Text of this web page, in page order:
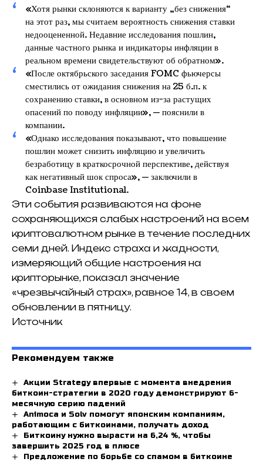
«Хотя рынки склоняются к варианту „без снижения“
на этот раз, мы считаем вероятность снижения ставки
недооцененной. Недавние исследования пошлин,
данные частного рынка и индикаторы инфляции в
реальном времени свидетельствуют об обратном».
«После октябрьского заседания FOMC фьючерсы
сместились от ожидания снижения на 25 б.п. к
сохранению ставки, в основном из-за растущих
опасений по поводу инфляции», — пояснили в
компании.
«Однако исследования показывают, что повышение
пошлин может снизить инфляцию и увеличить
безработицу в краткосрочной перспективе, действуя
как негативный шок спроса», — заключили в
Coinbase Institutional.
Эти события развиваются на фоне
сохраняющихся слабых настроений на всем
криптовалютном рынке в течение последних
семи дней. Индекс страха и жадности,
измеряющий общие настроения на
крипторынке, показал значение
«чрезвычайный страх», равное 14, в своем
обновлении в пятницу.
Источник
Рекомендуем также
Акции Strategy впервые с момента внедрения
биткоин-стратегии в 2020 году демонстрируют 6-
месячную серию падений
Animoca и Solv помогут японским компаниям,
работающим с биткоинами, получать доход
Биткоину нужно вырасти на 6,24 %, чтобы
завершить 2025 год в плюсе
Предложение по борьбе со спамом в биткоине